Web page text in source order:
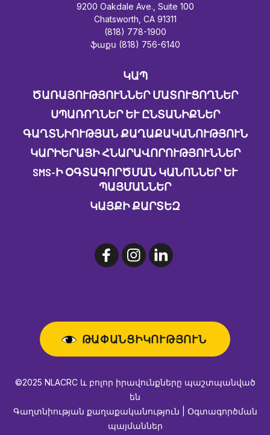
9200 Oakdale Ave., Suite 100
Chatsworth, CA 91311
(818) 778-1900
ֆաքս (818) 756-6140
ԿԱՊ
ԾԱՌԱՅՈՒԹՅՈՒՆՆԵՐ ՄԱՏՈՒՑՈՂՆԵՐ
ՍՊԱՌՈՂՆԵՐ ԵՒ ԸՆՏԱՆԻՔՆԵՐ
ԳԱՂՏՆԻՈՒԹՅԱՆ ՔԱՂԱՔԱԿԱՆՈՒԹՅՈՒՆ
ԿԱՐԻԵՐԱՅԻ ՀՆԱՐԱՎՈՐՈՒԹՅՈՒՆՆԵՐ
SMS-Ի ՕԳՏԱԳՈՐԾՄԱՆ ԿԱՆՈՆՆԵՐ ԵՒ Պ
ԱՅՄԱՆՆԵՐ
ԿԱՅՔԻ ՔԱՐՏԵԶ
ԹԱՓԱՆՑԻԿՈՒԹՅՈՒՆ
©2025 NLACRC և բոլոր իրավունքները պաշտպանված
են
Գաղտնիության քաղաքականություն | Օգտագործման
պայմաններ